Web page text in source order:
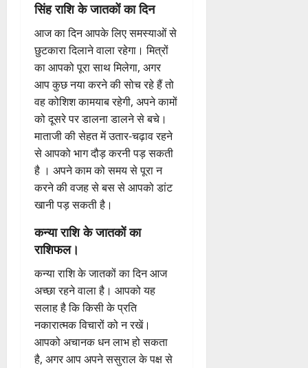
सिंह राशि के जातकों का दिन
आज का दिन आपके लिए समस्याओं से
छुटकारा दिलाने वाला रहेगा। मित्रों
का आपको पूरा साथ मिलेगा, अगर
आप कुछ नया करने की सोच रहे हैं तो
वह कोशिश कामयाब रहेगी, अपने कामों
को दूसरे पर डालना डालने से बचे।
माताजी की सेहत में उतार-चढ़ाव रहने
से आपको भाग दौड़ करनी पड़ सकती
है । अपने काम को समय से पूरा न
करने की वजह से बस से आपको डांट
खानी पड़ सकती है।
कन्या राशि के जातकों का
राशिफल।
कन्या राशि के जातकों का दिन आज
अच्छा रहने वाला है। आपको यह
सलाह है कि किसी के प्रति
नकारात्मक विचारों को न रखें।
आपको अचानक धन लाभ हो सकता
है, अगर आप अपने ससुराल के पक्ष से